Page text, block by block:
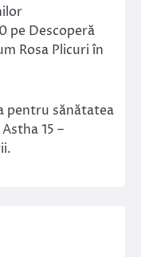
pe Descoperă
Rosa Plicuri în
pentru sănătatea
15 –